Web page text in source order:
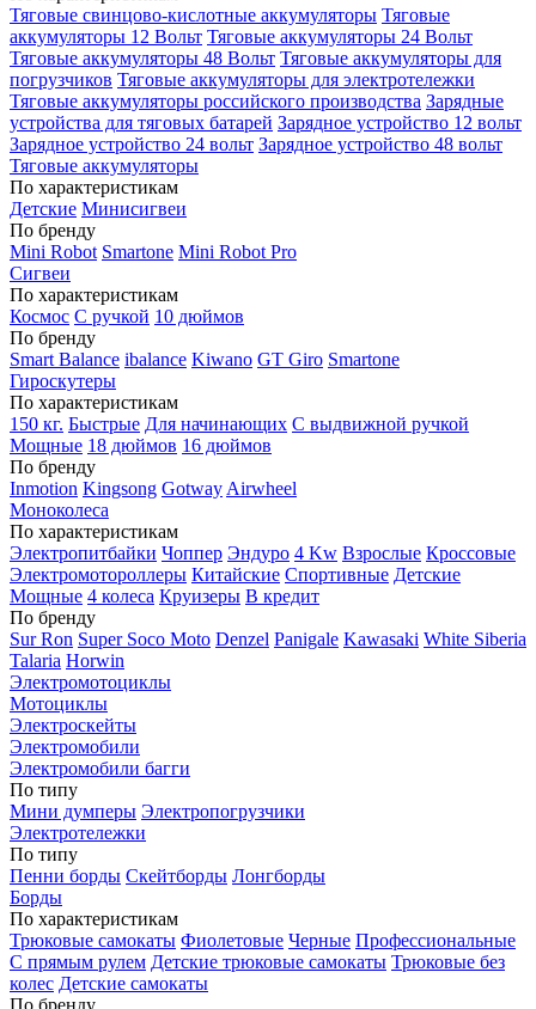
Тяговые свинцово-кислотные аккумуляторы Тяговые
аккумуляторы 12 Вольт Тяговые аккумуляторы 24 Вольт
Тяговые аккумуляторы 48 Вольт Тяговые аккумуляторы для
погрузчиков Тяговые аккумуляторы для электротележки
Тяговые аккумуляторы российского производства Зарядные
устройства для тяговых батарей Зарядное устройство 12 вольт
Зарядное устройство 24 вольт Зарядное устройство 48 вольт
Тяговые аккумуляторы
По характеристикам
Детские Минисигвеи
По бренду
Mini Robot Smartone Mini Robot Pro
Сигвеи
По характеристикам
Космос С ручкой 10 дюймов
По бренду
Smart Balance ibalance Kiwano GT Giro Smartone
Гироскутеры
По характеристикам
150 кг. Быстрые Для начинающих С выдвижной ручкой
Мощные 18 дюймов 16 дюймов
По бренду
Inmotion Kingsong Gotway Airwheel
Моноколеса
По характеристикам
Электропитбайки Чоппер Эндуро 4 Kw Взрослые Кроссовые
Электромотороллеры Китайские Спортивные Детские
Мощные 4 колеса Круизеры В кредит
По бренду
Sur Ron Super Soco Moto Denzel Panigale Kawasaki White Siberia
Talaria Horwin
Электромотоциклы
Мотоциклы
Электроскейты
Электромобили
Электромобили багги
По типу
Мини думперы Электропогрузчики
Электротележки
По типу
Пенни борды Скейтборды Лонгборды
Борды
По характеристикам
Трюковые самокаты Фиолетовые Черные Профессиональные
С прямым рулем Детские трюковые самокаты Трюковые без
колес Детские самокаты
По бренду